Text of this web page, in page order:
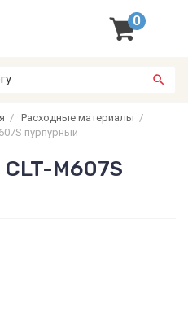
0
/ Расходные материалы /
пурпурный
M607S